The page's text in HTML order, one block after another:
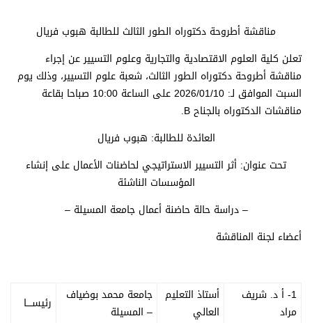
مناقشة أطروحة دكتوراه الطور الثالث للطالبة هبوب فريال
تعلن كلية العلوم الاقتصادية والتجارية وعلوم التسيير عن إجراء
مناقشة أطروحة دكتوراه الطور الثالث، شعبة علوم التسيير، وذلك يوم
السبت الموافق لـ: 2026/01/10
على الساعة 10:00 صباحا بقاعة
مناقشات الدكتوراه بالجناح B.
العائدة للطالبة: هبوب فريال
تحت عنوان: أثر التسيير الاستراتيجي لحاضنات الأعمال على إنشاء
المؤسسات الناشئة
– دراسة حالة حاضنة أعمال جامعة المسيلة –
أعضاء لجنة المناقشة
1- أ د. شريف
مراد
أستاذ التعليم
العالي
جامعة محمد بوضياف
– المسيلة
رئيســــا